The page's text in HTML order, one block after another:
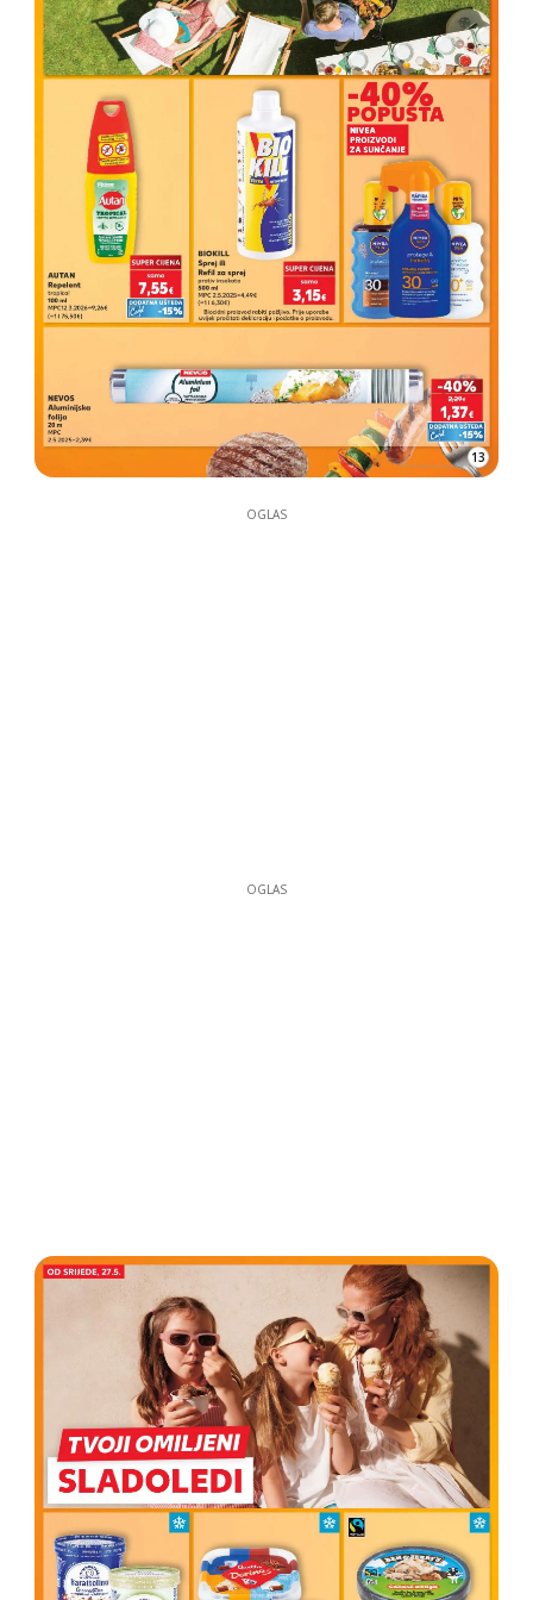
13
OGLAS
OGLAS